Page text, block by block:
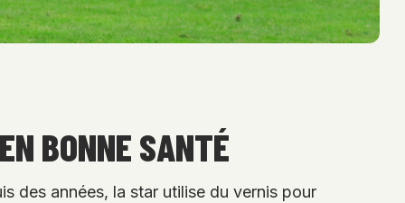
BONNE SANTÉ
des années, la star utilise du vernis pour